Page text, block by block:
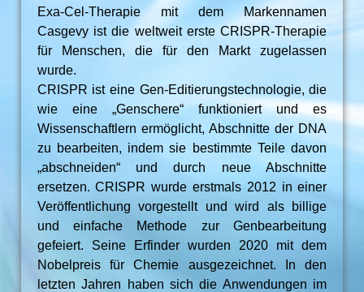
Exa-Cel-Therapie mit dem Markennamen
Casgevy ist die weltweit erste CRISPR-Therapie
für Menschen, die für den Markt zugelassen
wurde.
CRISPR ist eine Gen-Editierungstechnologie, die
wie eine „Genschere“ funktioniert und es
Wissenschaftlern ermöglicht, Abschnitte der DNA
zu bearbeiten, indem sie bestimmte Teile davon
„abschneiden“ und durch neue Abschnitte
ersetzen. CRISPR wurde erstmals 2012 in einer
Veröffentlichung vorgestellt und wird als billige
und einfache Methode zur Genbearbeitung
gefeiert. Seine Erfinder wurden 2020 mit dem
Nobelpreis für Chemie ausgezeichnet. In den
letzten Jahren haben sich die Anwendungen im